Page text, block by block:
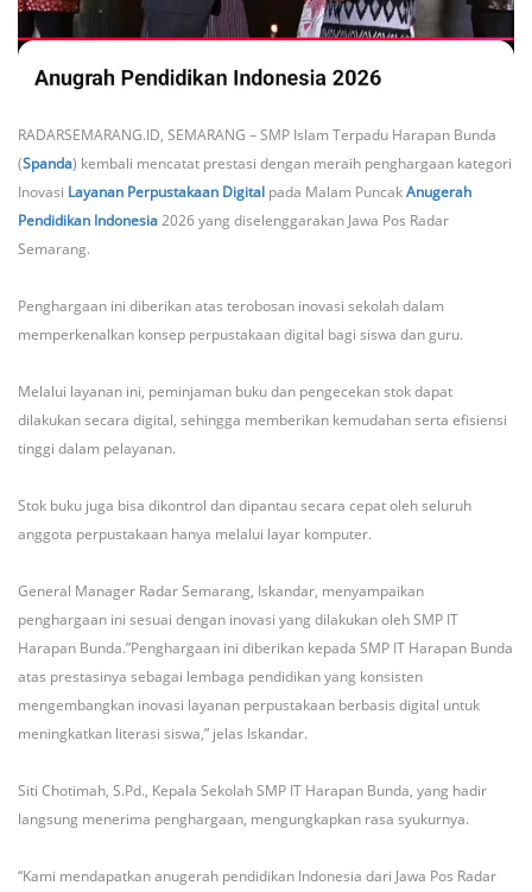
RADARSEMARANG.ID, SEMARANG – SMP Islam Terpadu Harapan Bunda
(Spanda) kembali mencatat prestasi dengan meraih penghargaan kategori
Inovasi Layanan Perpustakaan Digital pada Malam PuncakAnugerah
Pendidikan Indonesia2026 yang diselenggarakan Jawa Pos Radar
Semarang.
Penghargaan ini diberikan atas terobosan inovasi sekolah dalam
memperkenalkan konsep perpustakaan digital bagi siswa dan guru.
Melalui layanan ini, peminjaman buku dan pengecekan stok dapat
dilakukan secara digital, sehingga memberikan kemudahan serta efisiensi
tinggi dalam pelayanan.
Stok buku juga bisa dikontrol dan dipantau secara cepat oleh seluruh
anggota perpustakaan hanya melalui layar komputer.
General Manager Radar Semarang, Iskandar, menyampaikan
penghargaan ini sesuai dengan inovasi yang dilakukan oleh SMP IT
Harapan Bunda.”Penghargaan ini diberikan kepada SMP IT Harapan Bunda
atas prestasinya sebagai lembaga pendidikan yang konsisten
mengembangkan inovasi layanan perpustakaan berbasis digital untuk
meningkatkan literasi siswa,” jelas Iskandar.
Siti Chotimah, S.Pd., Kepala Sekolah SMP IT Harapan Bunda, yang hadir
langsung menerima penghargaan, mengungkapkan rasa syukurnya.
“Kami mendapatkan anugerah pendidikan Indonesia dari Jawa Pos Radar